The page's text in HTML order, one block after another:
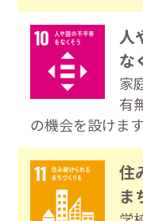
人
な
家
有
の機会を設けます
住
ま